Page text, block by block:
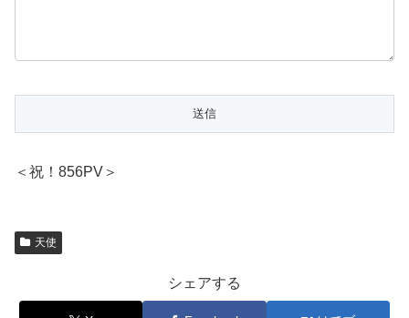
＜祝！856PV＞
天使
シェアする